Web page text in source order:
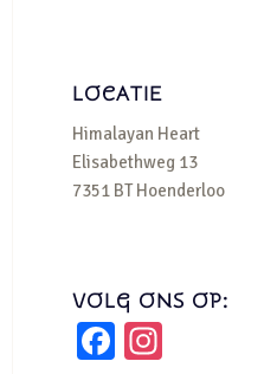
LOCATIE
Himalayan Heart
Elisabethweg 13
7351 BT Hoenderloo
VOLG ONS OP:
Facebook